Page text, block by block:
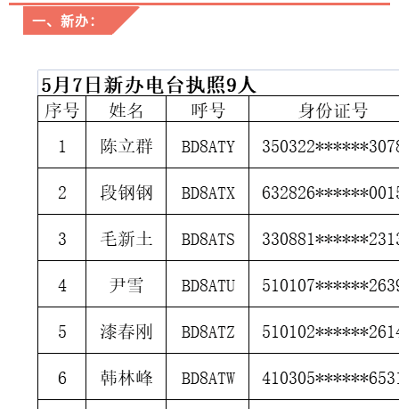
一、新办：